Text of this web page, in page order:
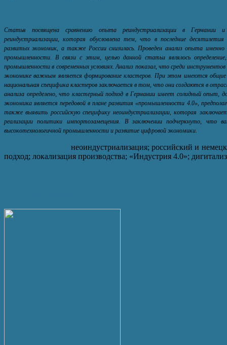
Статья посвящена сравнению опыта реиндустриализации в Германии и
реиндустриализации, которая обусловлена тем, что в последние
развитых экономик, а также России снизилась. Проведен анализ опыта
промышленности. В связи с этим, целью данной статьи являлось
промышленности в современных условиях. Анализ показал, что среди
экономике важным является формирование кластеров. При этом имеются
национальная специфика кластеров заключается в том, что они создаются в
анализа определено, что кластерный подход в Германии имеет солидный опыт,
экономика является передовой в плане развития «промышленности 4.0»,
также выявить российскую специфику неоиндустриализации, которая
реализации политики импортозамещения. В заключении подчеркнуто, что
высокотехнологичной промышленности и развитие цифровой экономики.
неоиндустриализация; российский и
подход; локализация производства; «Индустрия 4.0»;